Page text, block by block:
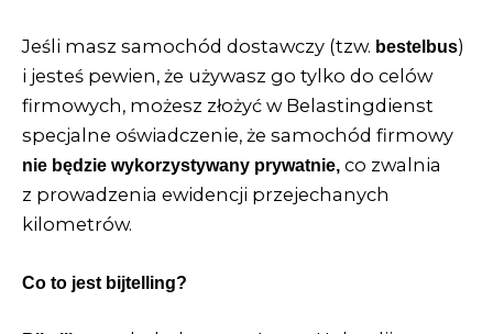
Jeśli masz samochód dostawczy (tzw. bestelbus)
i jesteś pewien, że używasz go tylko do celów
firmowych, możesz złożyć w Belastingdienst
specjalne oświadczenie, że samochód firmowy
nie będzie wykorzystywany prywatnie, co zwalnia
z prowadzenia ewidencji przejechanych
kilometrów.
Co to jest bijtelling?